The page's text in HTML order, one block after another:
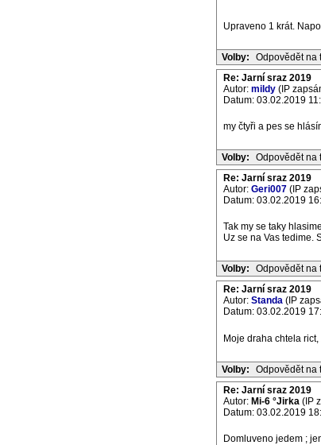
Upraveno 1 krát.
Volby: Odpovědět na
Re: Jarní sraz 2019
Autor: mildy (IP
Datum: 03.02.2019
my čtyři a pes se
Volby: Odpovědět na
Re: Jarní sraz 2019
Autor: Geri007 (IP
Datum: 03.02.2019
Tak my se taky
Uz se na Vas tedime.
Volby: Odpovědět na
Re: Jarní sraz 2019
Autor: Standa (IP
Datum: 03.02.2019
Moje draha chtela
Volby: Odpovědět na
Re: Jarní sraz 2019
Autor: Mi-6 °Jirka (IP
Datum: 03.02.2019
Domluveno jedem ;